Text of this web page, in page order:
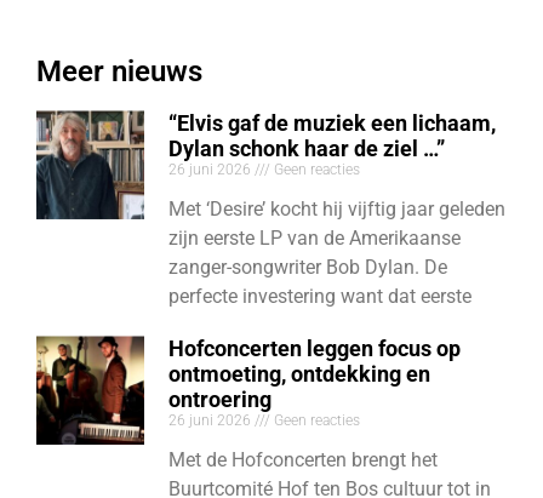
Meer nieuws
“Elvis gaf de muziek een lichaam,
Dylan schonk haar de ziel …”
26 juni 2026 Geen reacties
Met ‘Desire’ kocht hij vijftig jaar geleden
zijn eerste LP van de Amerikaanse
zanger-songwriter Bob Dylan. De
perfecte investering want dat eerste
Hofconcerten leggen focus op
ontmoeting, ontdekking en
ontroering
26 juni 2026 Geen reacties
Met de Hofconcerten brengt het
Buurtcomité Hof ten Bos cultuur tot in